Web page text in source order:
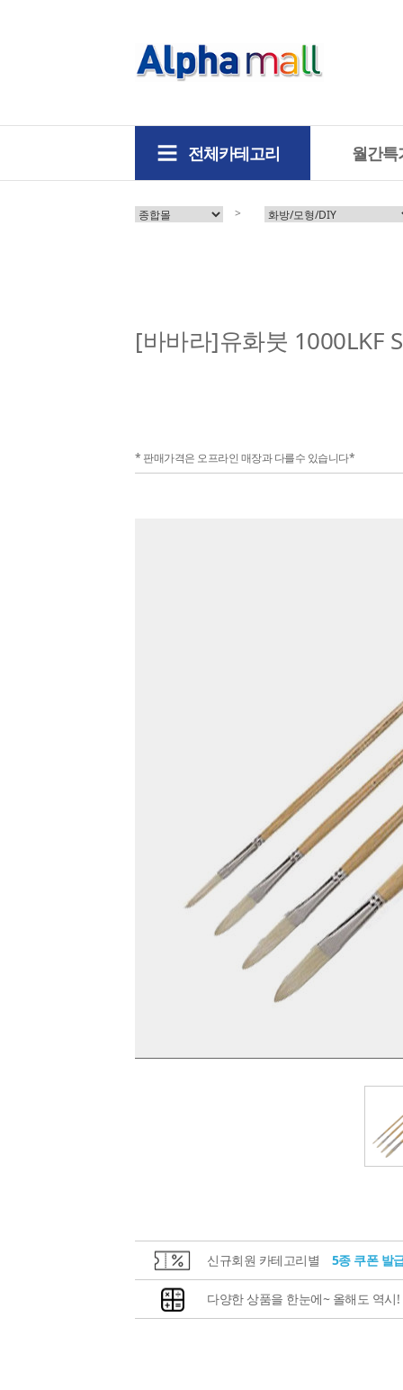
전체카테고리 월간특
>
[바바라]유화붓 1000LKF
* 판매가격은 오프라인 매장과 다를수 있습니다*
신규회원 카테고리별 5종 쿠폰 발
다양한 상품을 한눈에~ 올해도 역시!